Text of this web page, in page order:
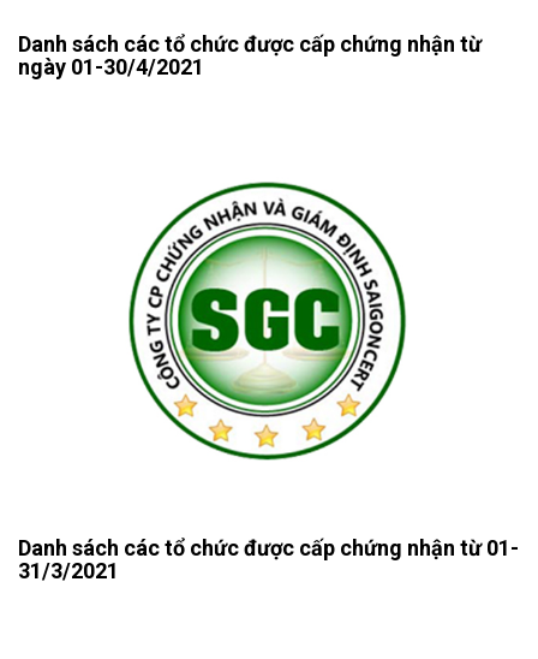
Danh sách các tổ chức được cấp chứng nhận từ
ngày 01-30/4/2021
Danh sách các tổ chức được cấp chứng nhận từ 01-
31/3/2021